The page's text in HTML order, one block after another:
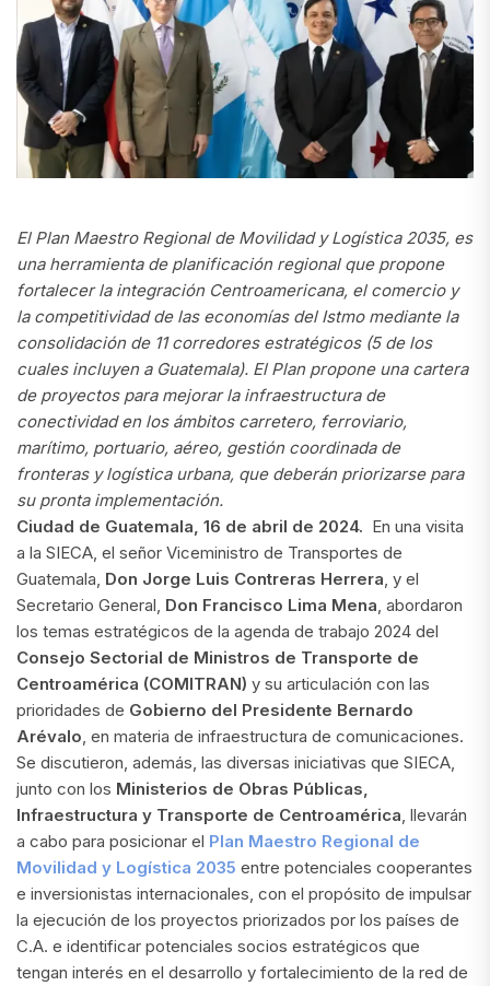
El Plan Maestro Regional de Movilidad y Logística 2035, es
una herramienta de planificación regional que propone
fortalecer la integración Centroamericana, el comercio y
la competitividad de las economías del Istmo mediante la
consolidación de 11 corredores estratégicos (5 de los
cuales incluyen a Guatemala). El Plan propone una cartera
de proyectos para mejorar la infraestructura de
conectividad en los ámbitos carretero, ferroviario,
marítimo, portuario, aéreo, gestión coordinada de
fronteras y logística urbana, que deberán priorizarse para
su pronta implementación.
Ciudad de Guatemala, 16 de abril de 2024. En una visita
a la SIECA, el señor Viceministro de Transportes de
Guatemala, Don Jorge Luis Contreras Herrera , y el
Secretario General, Don Francisco Lima Mena , abordaron
los temas estratégicos de la agenda de trabajo 2024 del
Consejo Sectorial de Ministros de Transporte de
Centroamérica (COMITRAN) y su articulación con las
prioridades de Gobierno del Presidente Bernardo
Arévalo , en materia de infraestructura de comunicaciones.
Se discutieron, además, las diversas iniciativas que SIECA,
junto con los Ministerios de Obras Públicas,
Infraestructura y Transporte de Centroamérica , llevarán
a cabo para posicionar el Plan Maestro Regional de
Movilidad y Logística 2035 entre potenciales cooperantes
e inversionistas internacionales, con el propósito de impulsar
la ejecución de los proyectos priorizados por los países de
C.A. e identificar potenciales socios estratégicos que
tengan interés en el desarrollo y fortalecimiento de la red de